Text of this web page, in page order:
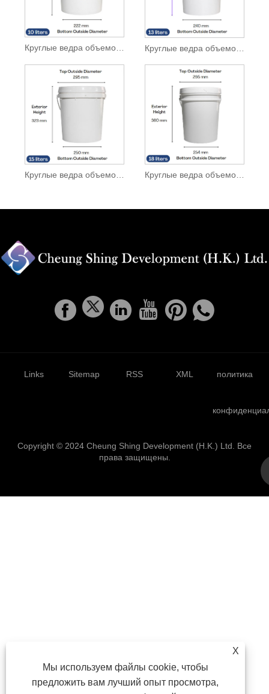
Круглые ведра объемом 10 л Круглые ведра объемом 13 л
Круглые ведра объемом 15 л
X
Мы используем файлы cookie, чтобы
предложить вам лучший опыт просмотра,
Links Sitemap RSS XML политика
Copyright © 2024 Cheung Shing Development (H.K.) Ltd. Все
права защищены.